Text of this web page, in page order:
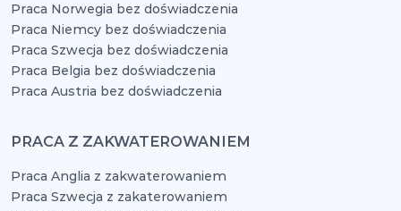
Praca Norwegia bez doświadczenia
Praca Niemcy bez doświadczenia
Praca Szwecja bez doświadczenia
Praca Belgia bez doświadczenia
Praca Austria bez doświadczenia
PRACA Z ZAKWATEROWANIEM
Praca Anglia z zakwaterowaniem
Praca Szwecja z zakaterowaniem